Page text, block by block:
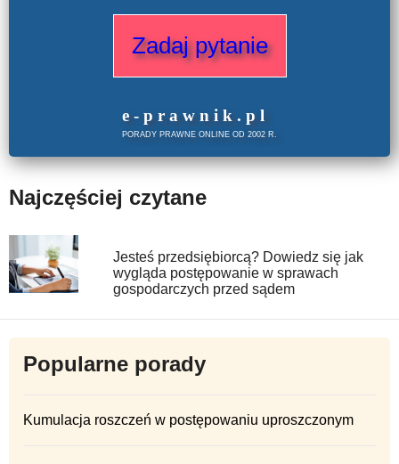
Zadaj pytanie
e -prawnik . pl
PORADY PRAWNE ONLINE OD 2002 R.
Najczęściej czytane
Jesteś przedsiębiorcą? Dowiedz się jak
wygląda postępowanie w sprawach
gospodarczych przed sądem
Popularne porady
Kumulacja roszczeń w postępowaniu uproszczonym